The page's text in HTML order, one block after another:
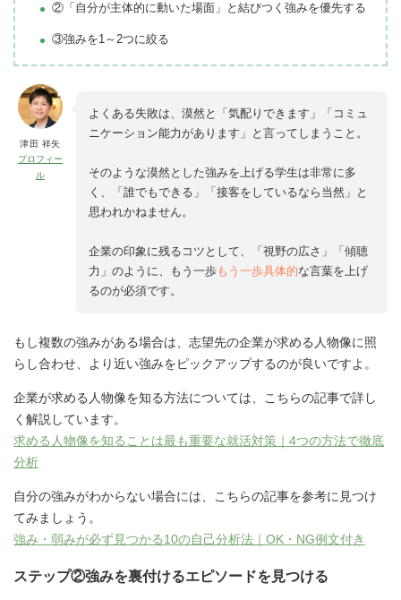
②「自分が主体的に動いた場面」と結びつく強みを優先する
③強みを1～2つに絞る
津田 祥矢
プロフィー
ル
よくある失敗は、漠然と「気配りできます」「コミュ
ニケーション能力があります」と言ってしまうこと。
そのような漠然とした強みを上げる学生は非常に多
く、「誰でもできる」「接客をしているなら当然」と
思われかねません。
企業の印象に残るコツとして、「視野の広さ」「傾聴
力」のように、もう一歩もう一歩具体的な言葉を上げ
るのが必須です。
もし複数の強みがある場合は、志望先の企業が求める人物像に照
らし合わせ、より近い強みをピックアップするのが良いですよ。
企業が求める人物像を知る方法については、こちらの記事で詳し
く解説しています。
求める人物像を知ることは最も重要な就活対策｜4つの方法で徹底
分析
自分の強みがわからない場合には、こちらの記事を参考に見つけ
てみましょう。
強み・弱みが必ず見つかる10の自己分析法｜OK・NG例文付き
ステップ②強みを裏付けるエピソードを見つける